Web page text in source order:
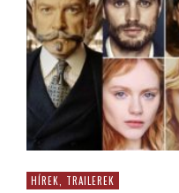
HÍREK, TRAILEREK